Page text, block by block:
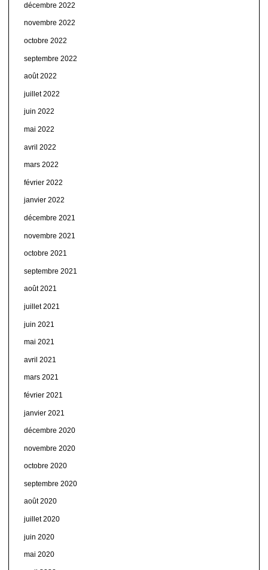
décembre 2022
novembre 2022
octobre 2022
septembre 2022
août 2022
juillet 2022
juin 2022
mai 2022
avril 2022
mars 2022
février 2022
janvier 2022
décembre 2021
novembre 2021
octobre 2021
septembre 2021
août 2021
juillet 2021
juin 2021
mai 2021
avril 2021
mars 2021
février 2021
janvier 2021
décembre 2020
novembre 2020
octobre 2020
septembre 2020
août 2020
juillet 2020
juin 2020
mai 2020